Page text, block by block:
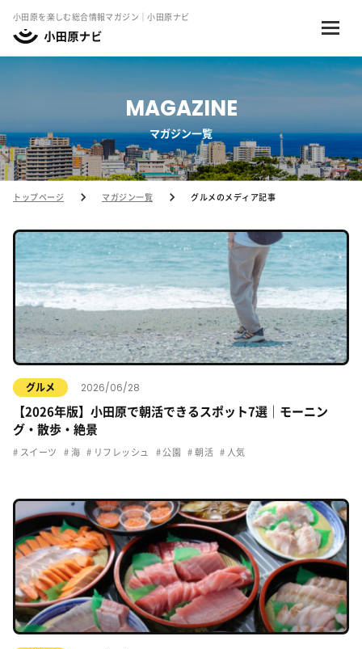
小田原を楽しむ総合情報マガジン｜小田原ナビ
MAGAZINE
マガジン一覧
トップページ マガジン一覧 グルメのメディア記事
グルメ 2026/06/28
【2026年版】小田原で朝活できるスポット7選｜モーニン
グ・散歩・絶景
スイーツ 海 リフレッシュ 公園 朝活 人気